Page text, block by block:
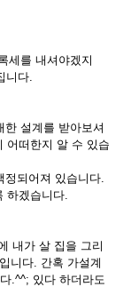
세를 내셔야겠지
니다.
설계를 받아보셔
어떠한지 알 수 있습
정되어져 있습니다.
하겠습니다.
내가 살 집을 그리
니다. 간혹 가설계
.^^; 있다 하더라도